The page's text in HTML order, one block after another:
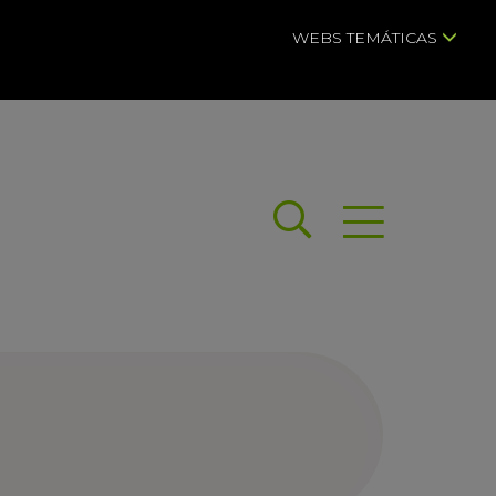
WEBS TEMÁTICAS
BuscarAbrir menú